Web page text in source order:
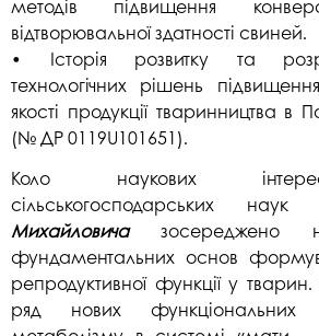
методів підвищення
відтворювальної здатності свиней.
• Історія розвитку та
технологічних рішень
якості продукції тваринництва в
(№ ДР 0119U101651).
Коло наукових
сільськогосподарських наук
Михайловичазосереджено
фундаментальних основ
репродуктивної функції у
ряд нових функціональних